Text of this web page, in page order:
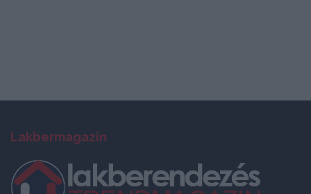
Lakbermagazin